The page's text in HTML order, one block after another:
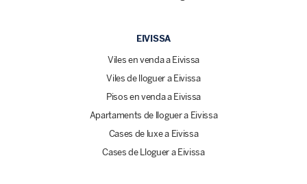
EIVISSA
Viles en venda a Eivissa
Viles de lloguer a Eivissa
Pisos en venda a Eivissa
Apartaments de lloguer a Eivissa
Cases de luxe a Eivissa
Cases de Lloguer a Eivissa